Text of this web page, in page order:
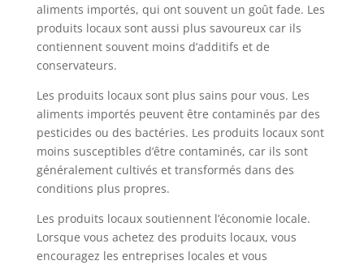
aliments importés, qui ont souvent un goût fade. Les
produits locaux sont aussi plus savoureux car ils
contiennent souvent moins d’additifs et de
conservateurs.
Les produits locaux sont plus sains pour vous. Les
aliments importés peuvent être contaminés par des
pesticides ou des bactéries. Les produits locaux sont
moins susceptibles d’être contaminés, car ils sont
généralement cultivés et transformés dans des
conditions plus propres.
Les produits locaux soutiennent l’économie locale.
Lorsque vous achetez des produits locaux, vous
encouragez les entreprises locales et vous